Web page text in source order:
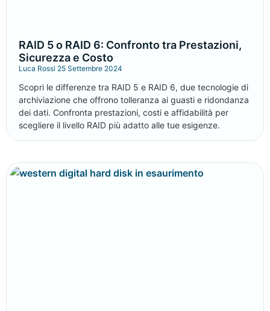
RAID 5 o RAID 6: Confronto tra Prestazioni,
Sicurezza e Costo
Luca Rossi 25 Settembre 2024
Scopri le differenze tra RAID 5 e RAID 6, due tecnologie di
archiviazione che offrono tolleranza ai guasti e ridondanza
dei dati. Confronta prestazioni, costi e affidabilità per
scegliere il livello RAID più adatto alle tue esigenze.